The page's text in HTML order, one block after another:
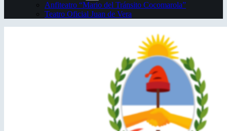
Anfiteatro “Mario del Tránsito Cocomarola”
Teatro Oficial Juan de Vera